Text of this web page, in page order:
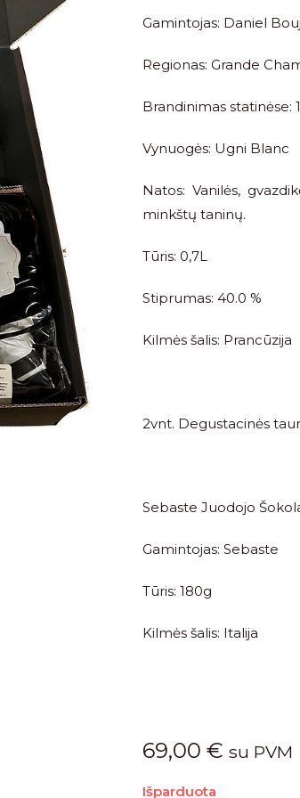
Gamintojas: Daniel
Regionas: Grande
Brandinimas statinėse:
Vynuogės: Ugni Blanc
Natos: Vanilės,
minkštų taninų.
Tūris: 0,7L
Stiprumas: 40.0 %
Kilmės šalis: Prancūzija
2vnt. Degustacinės
Sebaste Juodojo
Gamintojas: Sebaste
Tūris: 180g
Kilmės šalis: Italija
69,00 € su PVM
Išparduota